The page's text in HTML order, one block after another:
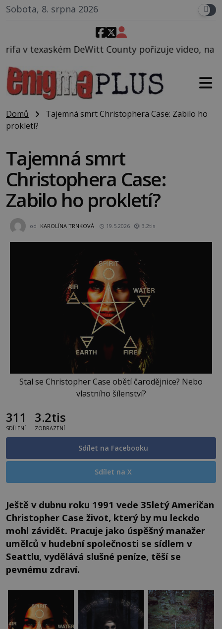
Sobota, 8. srpna 2026
County pořizuje video, na kterém před jeho
Domů
Tajemná smrt Christophera Case: Zabilo ho
prokletí?
Tajemná smrt
Christophera Case:
Zabilo ho prokletí?
od KAROLÍNA TRNKOVÁ 19.5.2026 3.2tis
Stal se Christopher Case obětí čarodějnice? Nebo
vlastního šílenství?
311
SDÍLENÍ
3.2tis
ZOBRAZENÍ
Sdílet na Facebooku
Sdílet na X
Ještě v dubnu roku 1991 vede 35letý Američan
Christopher Case život, který by mu leckdo
mohl závidět. Pracuje jako úspěšný manažer
umělců v hudební společnosti se sídlem v
Seattlu, vydělává slušné peníze, těší se
pevnému zdraví.